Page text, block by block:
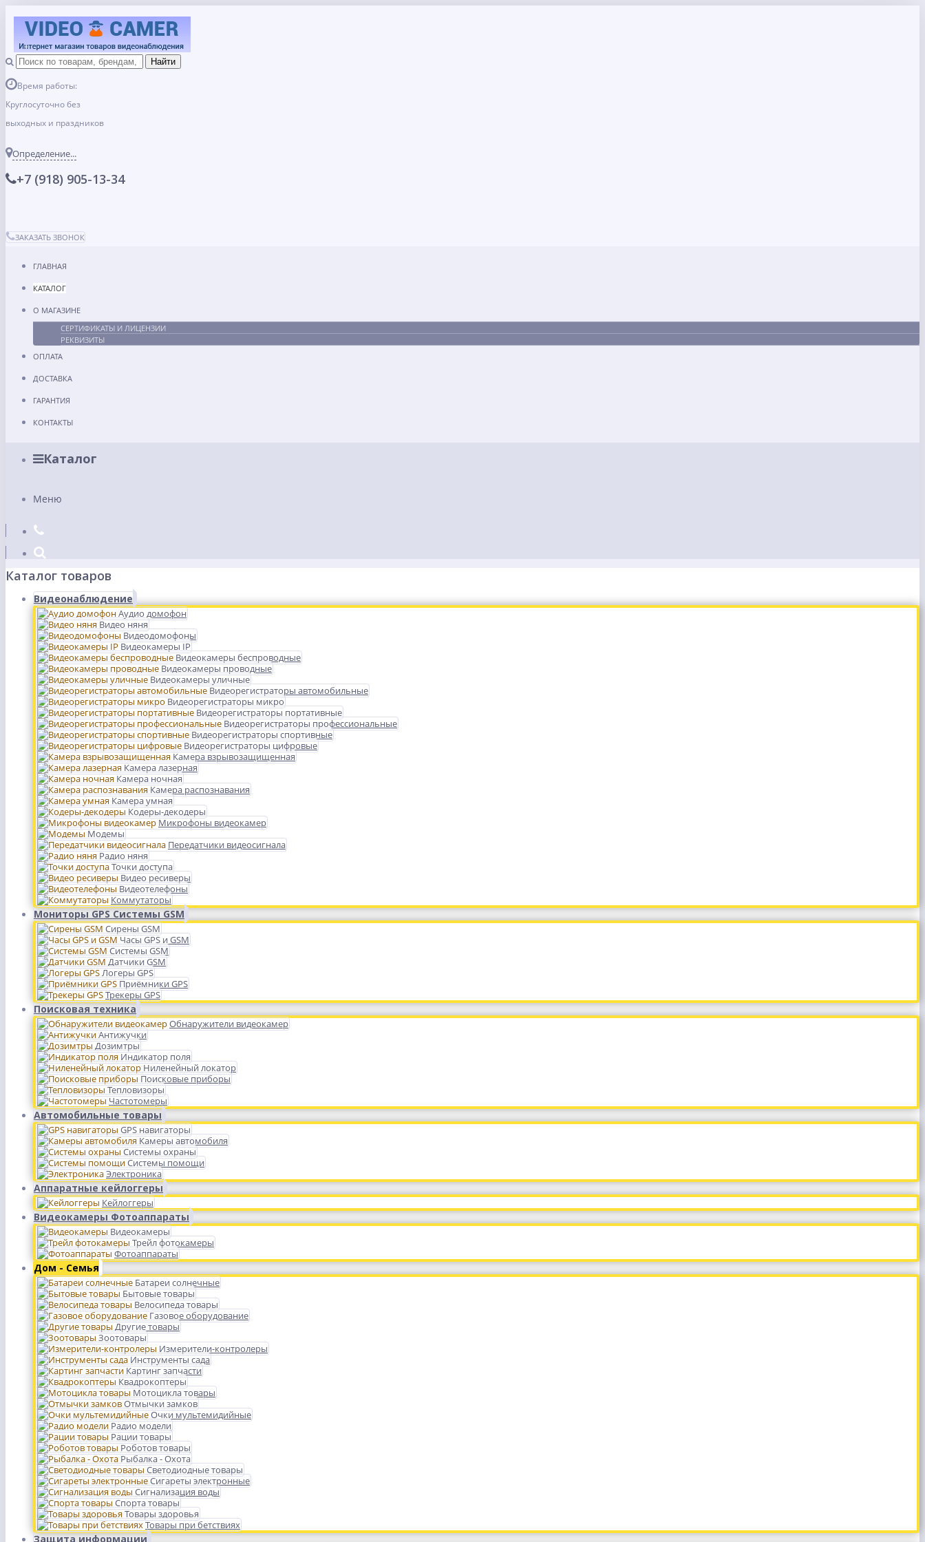
Время работы:
Круглосуточно без
выходных и праздников
Определение...
+7 (918) 905-13-34
ЗАКАЗАТЬ ЗВОНОК
ГЛАВНАЯ
КАТАЛОГ
О МАГАЗИНЕ
СЕРТИФИКАТЫ И ЛИЦЕНЗИИ
РЕКВИЗИТЫ
ОПЛАТА
ДОСТАВКА
ГАРАНТИЯ
КОНТАКТЫ
Каталог
Меню
Каталог товаров
Видеонаблюдение
Аудио домофон
Видео няня
Видеодомофоны
Видеокамеры IP
Видеокамеры беспроводные
Видеокамеры проводные
Видеокамеры уличные
Видеорегистраторы автомобильные
Видеорегистраторы микро
Видеорегистраторы портативные
Видеорегистраторы профессиональные
Видеорегистраторы спортивные
Видеорегистраторы цифровые
Камера взрывозащищенная
Камера лазерная
Камера ночная
Камера распознавания
Камера умная
Кодеры-декодеры
Микрофоны видеокамер
Модемы
Передатчики видеосигнала
Радио няня
Точки доступа
Видео ресиверы
Видеотелефоны
Коммутаторы
Мониторы GPS Системы GSM
Сирены GSM
Часы GPS и GSM
Системы GSM
Датчики GSM
Логеры GPS
Приёмники GPS
Трекеры GPS
Поисковая техника
Обнаружители видеокамер
Антижучки
Дозимтры
Индикатор поля
Ниленейный локатор
Поисковые приборы
Тепловизоры
Частотомеры
Автомобильные товары
GPS навигаторы
Камеры автомобиля
Системы охраны
Системы помощи
Электроника
Аппаратные кейлоггеры
Кейлоггеры
Видеокамеры Фотоаппараты
Видеокамеры
Трейл фотокамеры
Фотоаппараты
Дом - Семья
Батареи солнечные
Бытовые товары
Велосипеда товары
Газовое оборудование
Другие товары
Зоотовары
Измерители-контролеры
Инструменты сада
Картинг запчасти
Квадрокоптеры
Мотоцикла товары
Отмычки замков
Очки мультемидийные
Радио модели
Рации товары
Роботов товары
Рыбалка - Охота
Светодиодные товары
Сигареты электронные
Сигнализация воды
Спорта товары
Товары здоровья
Товары при бетствиях
Защита информации